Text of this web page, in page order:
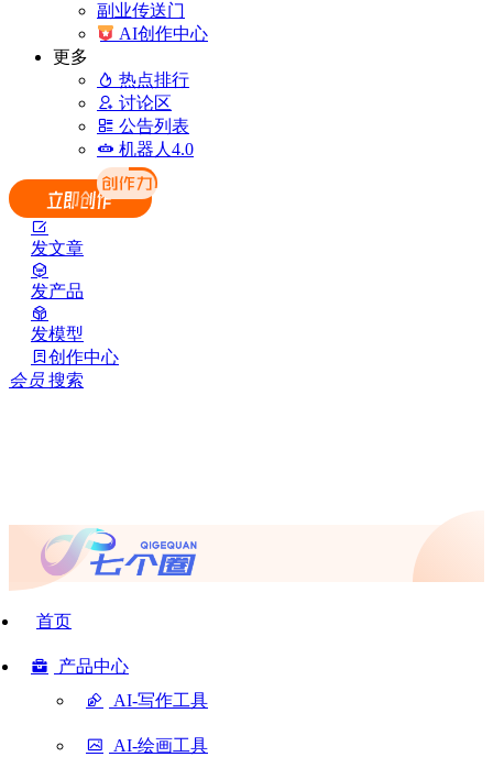
副业传送门
AI创作中心
更多
热点排行
讨论区
公告列表
机器人4.0
发文章
发产品
发模型
创作中心
会员 搜索
首页
产品中心
AI-写作工具
AI-绘画工具